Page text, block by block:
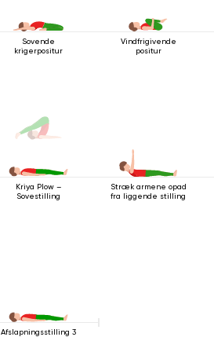
Sovende
krigerpositur
Vindfrigivende
positur
Kriya Plow –
Sovestilling
Stræk armene opad
fra liggende stilling
Afslapningsstilling 3